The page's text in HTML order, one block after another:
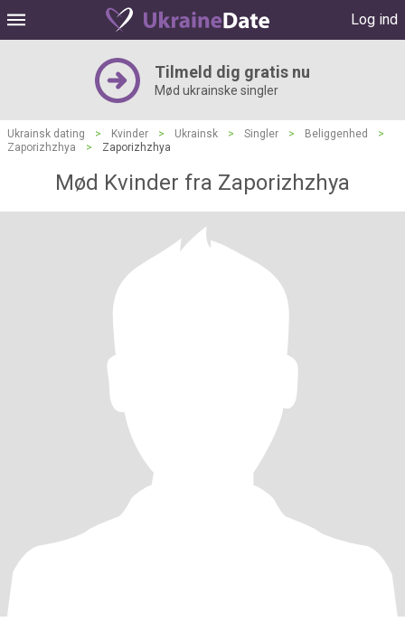
Log ind
Tilmeld dig gratis nu
Mød ukrainske singler
Ukrainsk dating > Kvinder > Ukrainsk > Singler > Beliggenhed
>
Zaporizhzhya
> Zaporizhzhya
Mød Kvinder fra Zaporizhzhya